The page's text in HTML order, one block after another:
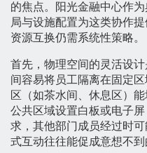
的焦点。阳光金融中心作
局与设施配置为这类协作
资源互换仍需系统性策略。
首先，物理空间的灵活设
间容易将员工隔离在固定
区（如茶水间、休息区）
公共区域设置白板或电子
求，其他部门成员经过时
式互动往往能促成意想不到